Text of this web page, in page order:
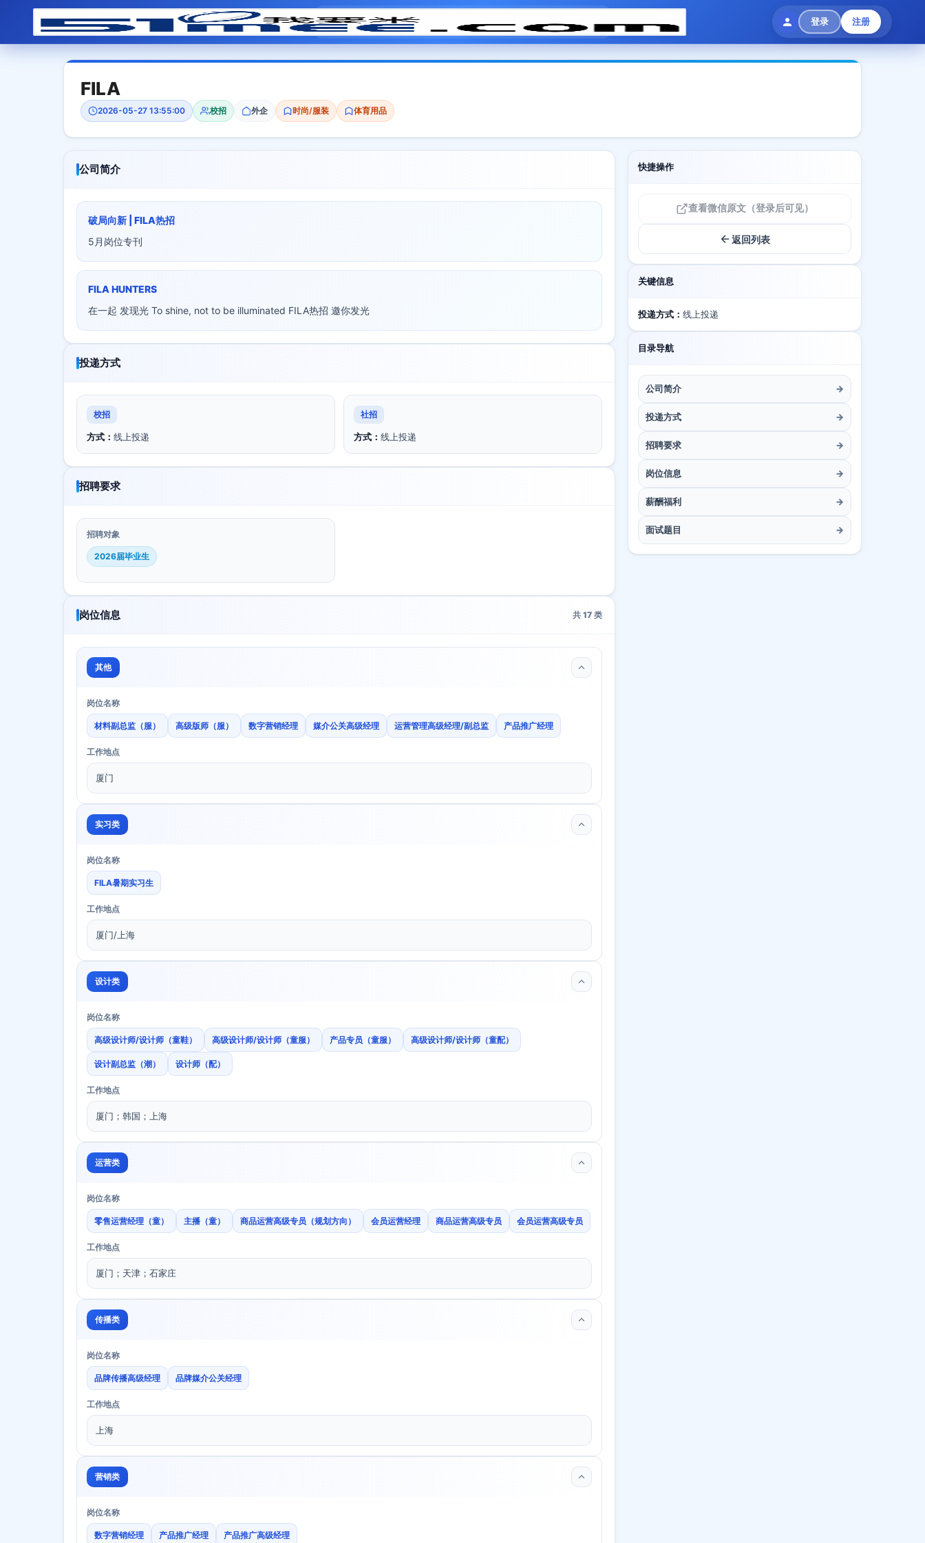
登录 注册
模拟面试 题目大全 招聘中心 会员专区
FILA
2026-05-27 13:55:00 校招 外企 时尚/服装 体育用品
公司简介
破局向新 | FILA热招
5月岗位专刊
FILA HUNTERS
在一起 发现光 To shine, not to be illuminated FILA热招 邀你发光
投递方式
校招
方式： 线上投递
社招
方式： 线上投递
招聘要求
招聘对象
2026届毕业生
岗位信息 共 17 类
其他
岗位名称
材料副总监（服） 高级版师（服） 数字营销经理 媒介公关高级经理 运营管理高级经理/副总监 产品推广经理
工作地点
厦门
实习类
岗位名称
FILA暑期实习生
工作地点
厦门/上海
设计类
岗位名称
高级设计师/设计师（童鞋） 高级设计师/设计师（童服） 产品专员（童服） 高级设计师/设计师（童配）
设计副总监（潮） 设计师（配）
工作地点
厦门；韩国；上海
运营类
岗位名称
零售运营经理（童） 主播（童） 商品运营高级专员（规划方向） 会员运营经理 商品运营高级专员 会员运营高级专员
工作地点
厦门；天津；石家庄
传播类
岗位名称
品牌传播高级经理 品牌媒介公关经理
工作地点
上海
营销类
岗位名称
数字营销经理 产品推广经理 产品推广高级经理
快捷操作
查看微信原文（登录后可见）
返回列表
关键信息
投递方式： 线上投递
目录导航
公司简介 →
投递方式 →
招聘要求 →
岗位信息 →
薪酬福利 →
面试题目 →